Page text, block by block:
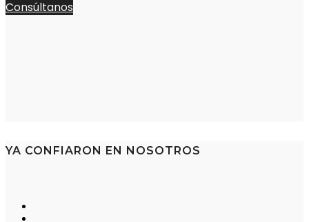
Consúltanos
YA CONFIARON EN NOSOTROS